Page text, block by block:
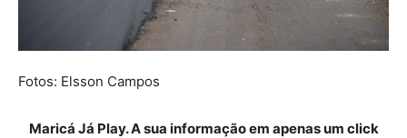
Fotos: Elsson Campos
Maricá Já Play. A sua informação em apenas um click